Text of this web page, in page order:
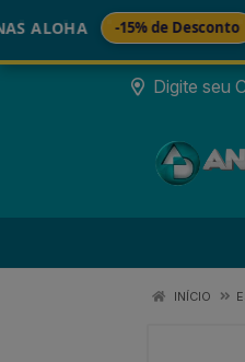
-15% de Desconto
Digite seu
INÍCIO